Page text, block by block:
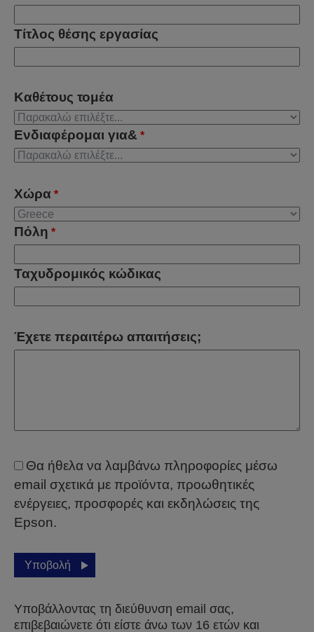
Τίτλος θέσης εργασίας
Καθέτους τομέα
Ενδιαφέρομαι για& *
Χώρα *
Πόλη *
Ταχυδρομικός κώδικας
Έχετε περαιτέρω απαιτήσεις;
Θα ήθελα να λαμβάνω πληροφορίες μέσω
email σχετικά με προϊόντα, προωθητικές
ενέργειες, προσφορές και εκδηλώσεις της
Epson.
Υποβολή
Υποβάλλοντας τη διεύθυνση email σας,
επιβεβαιώνετε ότι είστε άνω των 16 ετών και